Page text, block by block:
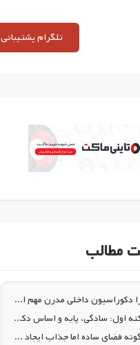
تلگرام پشتیبانی
مطالب
چرا دکوراسیون داخلی مدرن مهم است؟
نکته اول: سادگی، پایه و اساس دکوراسیون داخلی مدرن
چگونه فضای ساده اما جذاب ایجاد کنیم؟